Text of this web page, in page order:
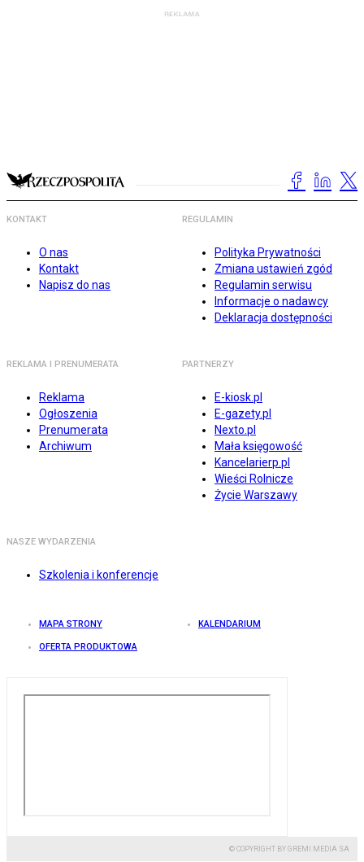
KONTAKT
O nas
Kontakt
Napisz do nas
REGULAMIN
Polityka Prywatności
Zmiana ustawień zgód
Regulamin serwisu
Informacje o nadawcy
Deklaracja dostępności
REKLAMA I PRENUMERATA
Reklama
Ogłoszenia
Prenumerata
Archiwum
PARTNERZY
E-kiosk.pl
E-gazety.pl
Nexto.pl
Mała księgowość
Kancelarierp.pl
Wieści Rolnicze
Życie Warszawy
NASZE WYDARZENIA
Szkolenia i konferencje
MAPA STRONY KALENDARIUM
OFERTA PRODUKTOWA
© COPYRIGHT BY GREMI MEDIA SA